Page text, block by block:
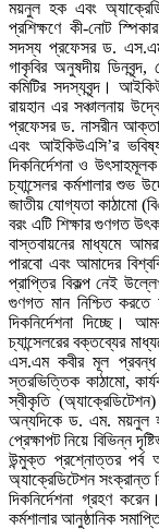
ময়নুল হক এবং
প্রশিক্ষণে কী-নোট
সদস্য প্রফেসর ড. এস.এম
গাকৃবির অনুষদীয়
কমিটির সদস্যবৃন্দ।
রায়হান এর সঞ্চালনায়
প্রফেসর ড. নাসরীন
এবং আইকিউএসি’র
দিকনির্দেশনা ও
চ্যান্সেলর কর্মশালার শুভ
জাতীয় যোগ্যতা কাঠামো
বরং এটি শিক্ষার গুণগত
বাস্তবায়নের মাধ্যমে
পারবো এবং আমাদের
প্রাপ্তির বিকল্প নেই
গুণগত মান নিশ্চিত
দিকনির্দেশনা দিচ্ছে।
চ্যান্সেলরের বক্তব্যের
এস.এম কবীর মূল
স্তরভিত্তিক কাঠামো,
স্বীকৃতি
অন্যদিকে ড. এম. ময়নুল
প্রেক্ষাপট নিয়ে বিভিন্ন
উন্মুক্ত প্রশ্নোত্তর পর্ব
অ্যাক্রেডিটেশন সংক্রান্ত
দিকনির্দেশনা গ্রহণ
কর্মশালার আনুষ্ঠানিক